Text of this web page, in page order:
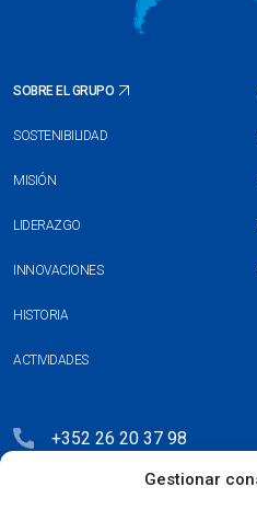
Gestionar
SOBRE EL GRUPO
SOSTENIBILIDAD
MISIÓN
LIDERAZGO
INNOVACIONES
HISTORIA
ACTIVIDADES
+352 26 20 37 98
hello@blauberg-group.com